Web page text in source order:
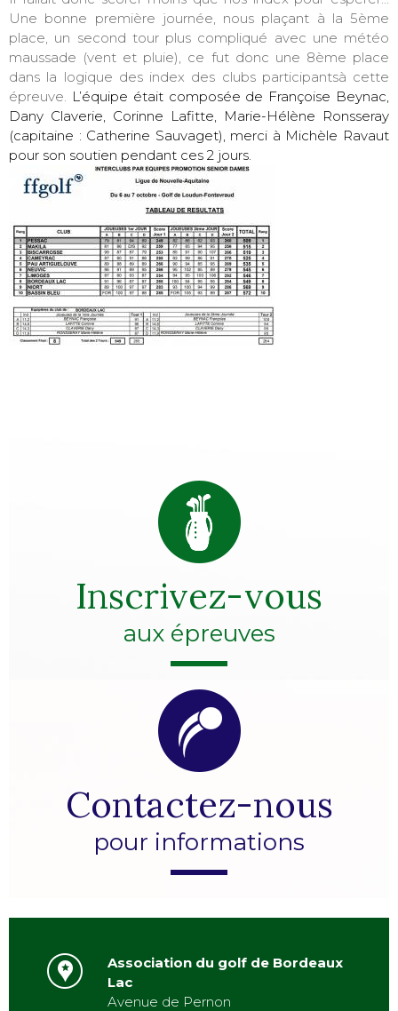
Une bonne première journée, nous plaçant à la 5ème
place, un second tour plus compliqué avec une météo
maussade (vent et pluie), ce fut donc une 8ème place
dans la logique des index des clubs participantsà cette
épreuve. L’équipe était composée de Françoise Beynac,
Dany Claverie, Corinne Lafitte, Marie-Hélène Ronsseray
(capitaine : Catherine Sauvaget), merci à Michèle Ravaut
pour son soutien pendant ces 2 jours.
Inscrivez-vous
aux épreuves
Contactez-nous
pour informations
Association du golf de Bordeaux
Lac
Avenue de Pernon